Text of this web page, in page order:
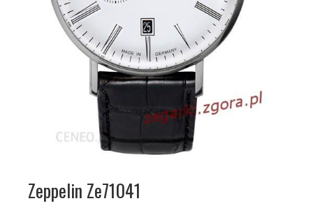
Zeppelin Ze71041